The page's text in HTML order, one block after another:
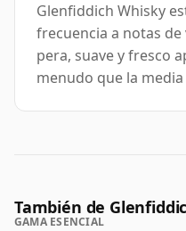
Glenfiddich Whisky
frecuencia a notas
pera, suave y fresco
menudo que la
También de
GAMA ESENCIAL